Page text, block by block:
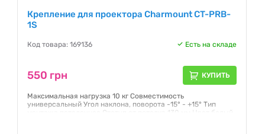
Крепление для проектора Charmount CT-PRB-
1S
Код товара: 169136 Есть на складе
550 грн КУПИТЬ
Максимальная нагрузка 10 кг Совместимость
универсальный Угол наклона, поворота -15° - +15° Тип
монтажа потолочное Отступ от потолка 130 мм Цвет белый